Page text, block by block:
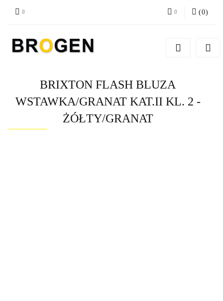
Zarejestruj się
Zgody cookies
(0)
BRIXTON FLASH BLUZA
WSTAWKA/GRANAT KAT.II KL. 2 -
ŻÓŁTY/GRANAT